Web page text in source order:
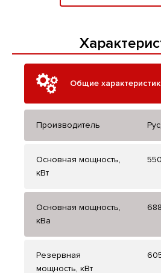
Общие
Производитель
Основная мощность,
кВт
550
Основная мощность,
кВа
688
Резервная
мощность, кВт